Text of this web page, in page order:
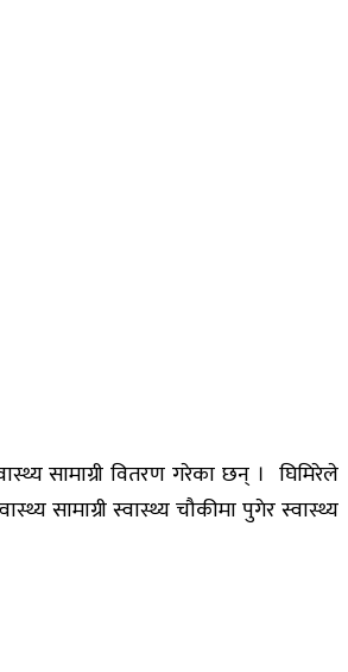
सामाग्री वितरण गरेका छन् । घिमिरेले
सामाग्री स्वास्थ्य चौकीमा पुगेर स्वास्थ्य